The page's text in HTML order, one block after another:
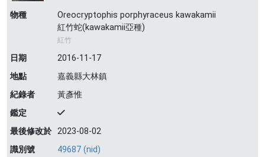
物種
Oreocryptophis porphyraceus kawakamii
紅竹蛇(kawakamii亞種)
紅竹
日期
2016-11-17
地點
嘉義縣大林鎮
紀錄者
黃彥惟
鑑定
最後修改於 2023-08-02
識別號
49687 (nid)